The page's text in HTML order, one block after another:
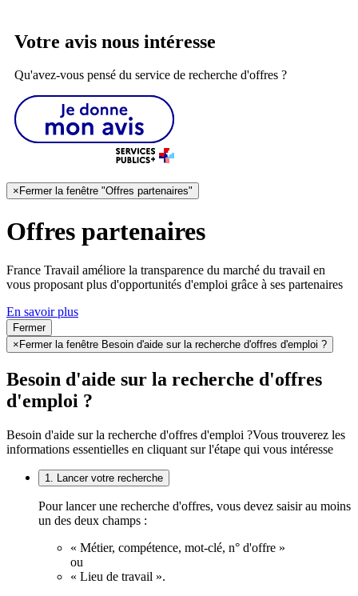
Votre avis nous intéresse
Qu'avez-vous pensé du service de recherche d'offres ?
× Fermer la fenêtre "Offres partenaires"
Offres partenaires
France Travail améliore la transparence du marché du travail en
vous proposant plus d'opportunités d'emploi grâce à ses partenaires
En savoir plus
Fermer
× Fermer la fenêtre Besoin d'aide sur la recherche d'offres d'emploi ?
Besoin d'aide sur la recherche d'offres
d'emploi ?
Besoin d'aide sur la recherche d'offres d'emploi ?Vous trouverez les
informations essentielles en cliquant sur l'étape qui vous intéresse
1. Lancer votre recherche
Pour lancer une recherche d'offres, vous devez saisir au moins
un des deux champs :
« Métier, compétence, mot-clé, n° d'offre »
ou
« Lieu de travail ».